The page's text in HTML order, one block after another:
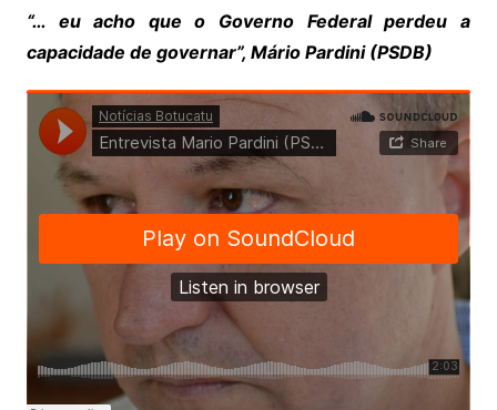
“… eu acho que o Governo Federal perdeu a
capacidade de governar”, Mário Pardini (PSDB)